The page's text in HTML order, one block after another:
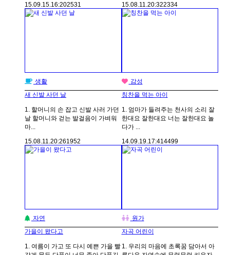
15.09.15.16:202531
15.08.11.20:322334
생활
새 신발 사던 날
1. 할머니의 손 잡고 신발 사러 가던
날 할머니와 걷는 발걸음이 가벼워
마...
15.08.11.20:261952
감성
칭찬을 먹는 아이
1. 엄마가 들려주는 천사의 소리 잘
한대요 잘한대요 너는 잘한대요 놀
다가 ...
14.09.19.17:414499
자연
가을이 왔다고
1. 여름이 가고 또 다시 예쁜 가을 빨
원가
자곡 어린이
1. 우리의 마음에 초록꿈 담아서 아